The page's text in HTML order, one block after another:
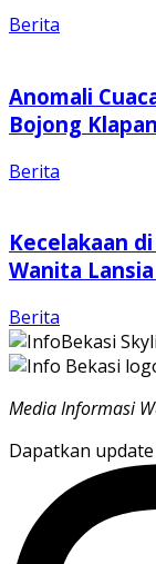
Berita
Anomali
Bojong
Berita
Kecelakaan
Wanita
Berita
Media Informasi
Dapatkan